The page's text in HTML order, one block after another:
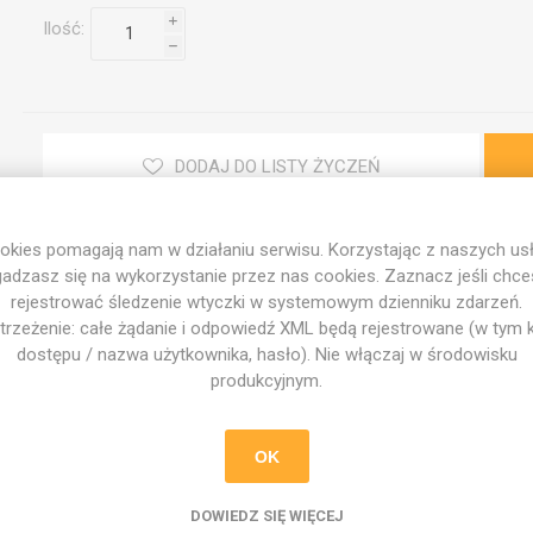
Ilość: i
h
DODAJ DO LISTY ŻYCZEŃ
sposób na promocję Twojego ośrodka w przedszkolach,
pomagają nam w działaniu serwisu. Korzystając z naszych
się na wykorzystanie przez nas cookies. Zaznacz jeśli
rejestrować śledzenie wtyczki w systemowym dzienniku zdarzeń.
całe żądanie i odpowiedź XML będą rejestrowane (w tym
dostępu / nazwa użytkownika, hasło). Nie włączaj w środowisku
produkcyjnym.
OK
DOWIEDZ SIĘ WIĘCEJ